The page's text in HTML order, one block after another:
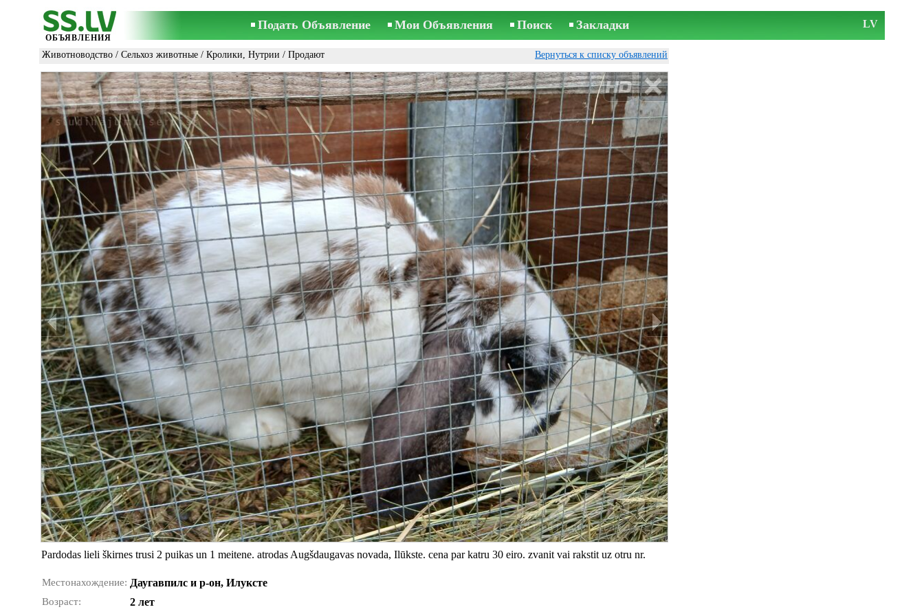
ОБЪЯВЛЕНИЯ
Подать Объявление Мои Объявления Поиск Закладки LV
Животноводство / Сельхоз животные / Кролики, Нутрии / Продают Вернуться к списку объявлений
Pardodas lieli škirnes trusi 2 puikas un 1 meitene. atrodas Augšdaugavas novada, Ilūkste. cena par katru 30 eiro. zvanit vai rakstit uz otru nr.
Местонахождение: Даугавпилс и р-он, Илуксте
Возраст: 2 лет